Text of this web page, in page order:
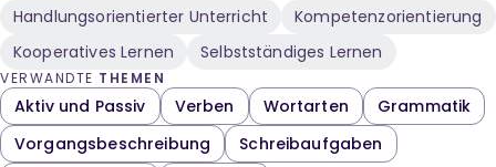
Handlungsorientierter Unterricht
Kompetenzorientierung
Kooperatives Lernen
Selbstständiges Lernen
VERWANDTE THEMEN
Aktiv und Passiv Verben Wortarten
Grammatik
Vorgangsbeschreibung
Schreibaufgaben